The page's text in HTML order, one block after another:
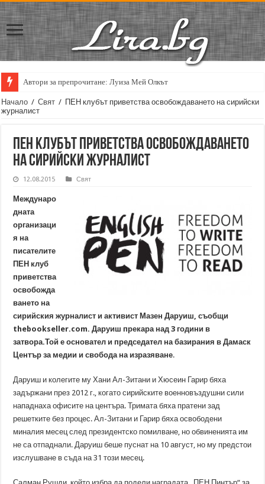
Автори за препрочитане: Луиза Мей Олкът
Начало / Свят / ПЕН клубът приветства освобождаването на сирийски
журналист
ПЕН клубът приветства освобождаването
на сирийски журналист
12.08.2015 Свят
Междунаро
дната
организаци
я на
писателите
ПЕН клуб
приветства
освобожда
ването на
сирийския журналист и активист Мазен Даруиш, съобщи
thebookseller.com. Даруиш прекара над 3 години в
затвора.Той е основател и председател на базирания в Дамаск
Център за медии и свобода на изразяване.
Даруиш и колегите му Хани Ал-Зитани и Хюсеин Гарир бяха
задържани през 2012 г., когато сирийските военновъздушни сили
нападнаха офисите на центъра. Тримата бяха пратени зад
решетките без процес. Ал-Зитани и Гарир бяха освободени
миналия месец след президентско помилване, но обвиненията им
не са отпаднали. Даруиш беше пуснат на 10 август, но му предстои
изслушване в съда на 31 този месец.